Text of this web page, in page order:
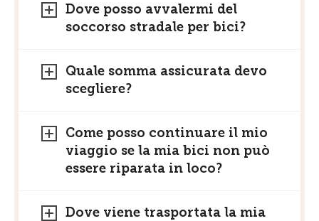
Dove posso avvalermi del
soccorso stradale per bici?
Quale somma assicurata devo
scegliere?
Come posso continuare il mio
viaggio se la mia bici non può
essere riparata in loco?
Dove viene trasportata la mia